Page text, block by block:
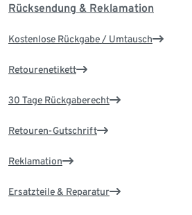
Rücksendung & Reklamation
Kostenlose Rückgabe / Umtausch
Retourenetikett
30 Tage Rückgaberecht
Retouren-Gutschrift
Reklamation
Ersatzteile & Reparatur